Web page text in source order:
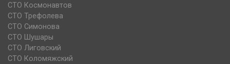
СТО Космонавтов
СТО Трефолева
СТО Симонова
СТО Шушары
СТО Лиговский
СТО Коломяжский